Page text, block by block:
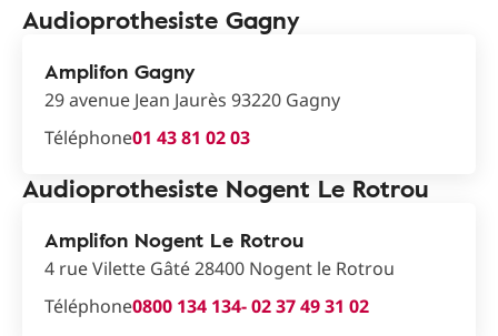
Audioprothesiste Gagny
Amplifon Gagny
29 avenue Jean Jaurès 93220 Gagny
Téléphone01 43 81 02 03
Audioprothesiste Nogent Le Rotrou
Amplifon Nogent Le Rotrou
4 rue Vilette Gâté 28400 Nogent le Rotrou
Téléphone0800 134 134- 02 37 49 31 02